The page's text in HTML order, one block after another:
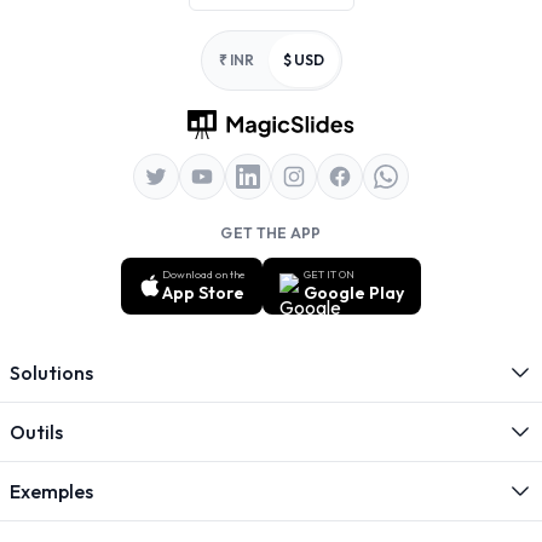
₹ INR $ USD
GET THE APP
Download on the
App Store
GET IT ON
Google Play
Solutions
Outils
Exemples